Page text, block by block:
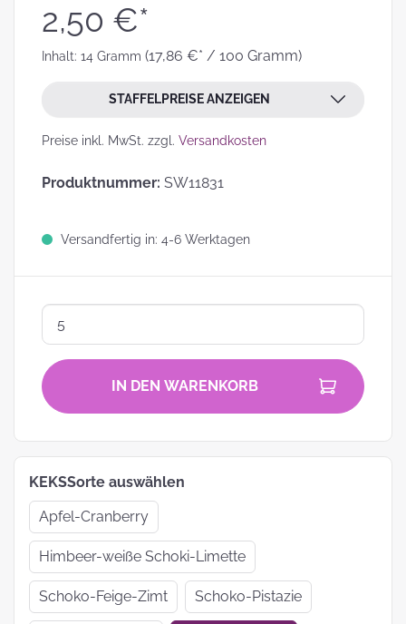
2,50 €*
Inhalt: 14 Gramm (17,86 €* / 100 Gramm)
STAFFELPREISE ANZEIGEN
Preise inkl. MwSt. zzgl. Versandkosten
Produktnummer: SW11831
Versandfertig in: 4-6 Werktagen
IN DEN WARENKORB
KEKSSorte auswählen
Apfel-Cranberry
Himbeer-weiße Schoki-Limette
Schoko-Feige-Zimt Schoko-Pistazie